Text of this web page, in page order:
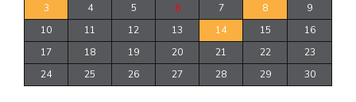
3
4 5 6 7 8
9
10
11 12 13 14 15
16
17
18 19 20 21 22
23
24
25 26 27 28 29 30